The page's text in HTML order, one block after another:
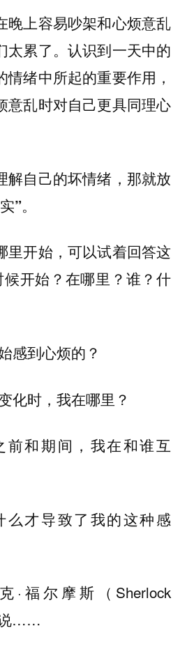
晚上容易吵架和心烦意乱
太累了。认识到一天中的
绪中所起的重要作用，
意乱时对自己更具同理心
解自己的坏情绪，那就放
”。
里开始，可以试着回答这
开始？在哪里？谁？什
感到心烦的？
化时，我在哪里？
前和期间，我在和谁互
么才导致了我的这种感
·福尔摩斯（Sherlock
说……